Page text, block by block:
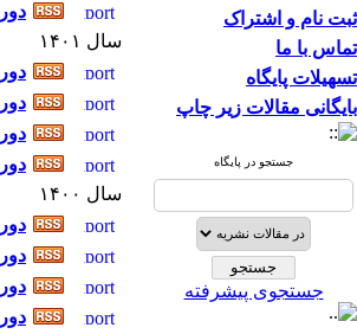
ثبت نام و اشتراک
تماس با ما
تسهیلات پایگاه
بایگانی مقالات زیر چاپ
جستجو در پایگاه
جستجوی پیشرفته
دوره ۶ -
سال ۱۴۰۱
دوره ۶ -
دوره ۶ -
دوره ۶ -
دوره ۵ -
سال ۱۴۰۰
دوره ۵ -
دوره ۵ -
دوره ۵ -
دوره ۴ -